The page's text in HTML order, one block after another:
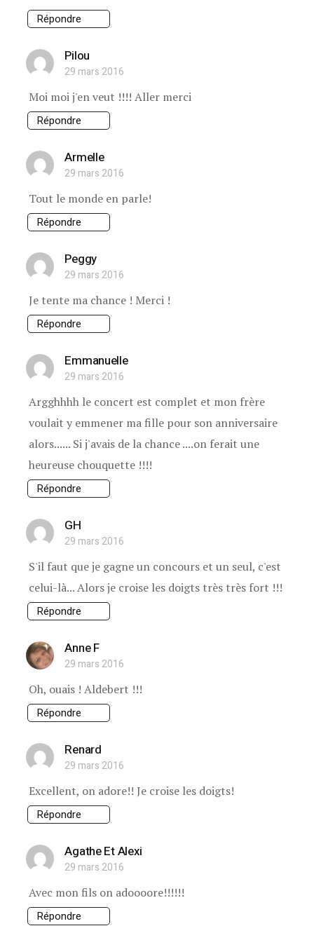
Répondre
Pilou
29 mars 2016
Moi moi j'en veut !!!! Aller merci
Répondre
Armelle
29 mars 2016
Tout le monde en parle!
Répondre
Peggy
29 mars 2016
Je tente ma chance ! Merci !
Répondre
Emmanuelle
29 mars 2016
Argghhhh le concert est complet et mon frère
voulait y emmener ma fille pour son anniversaire
alors...... Si j'avais de la chance ....on ferait une
heureuse chouquette !!!!
Répondre
GH
29 mars 2016
S'il faut que je gagne un concours et un seul, c'est
celui-là... Alors je croise les doigts très très fort !!!
Répondre
Anne F
29 mars 2016
Oh, ouais ! Aldebert !!!
Répondre
Renard
29 mars 2016
Excellent, on adore!! Je croise les doigts!
Répondre
Agathe Et Alexi
29 mars 2016
Avec mon fils on adoooore!!!!!!
Répondre